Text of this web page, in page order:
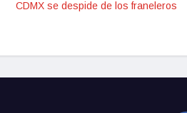
CDMX se despide de los franeleros